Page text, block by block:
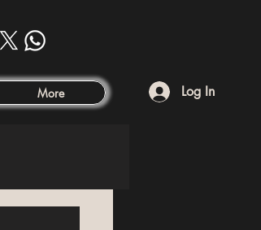
More Log In